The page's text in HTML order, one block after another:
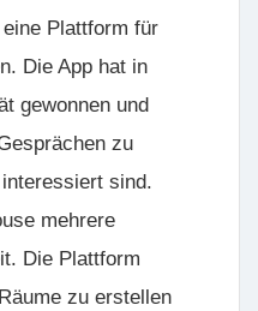
Plattform für
Die App hat in
gewonnen und
zu
sind.
mehrere
Die Plattform
zu erstellen